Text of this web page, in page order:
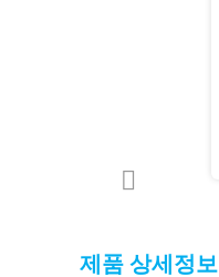
제품 상세정보